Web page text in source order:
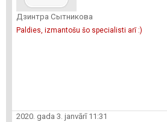
Дзинтра Сытникова
Paldies, izmantošu šo specialisti arī :)
2020. gada 3. janvārī 11:31